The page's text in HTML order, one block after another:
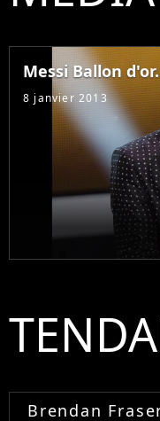
Messi Ballon
8 janvier 2013
Brendan